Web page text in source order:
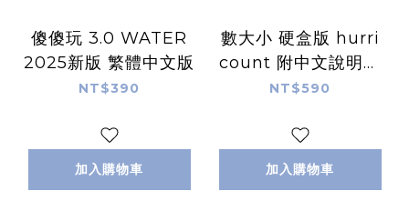
傻傻玩 3.0 WATER
2025新版 繁體中文版
NT$390
加入購物車
數大小 硬盒版 hurri
count 附中文說明書
大於 小於概念 快速計
童桌遊
NT$590
加入購物車